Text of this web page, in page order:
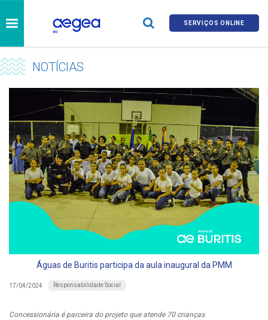
SERVIÇOS ONLINE
NOTÍCIAS
Águas de Buritis participa da aula inaugural da PMM
17/04/2024 Responsabilidade Social
Concessionária é parceira do projeto que atende 70 crianças